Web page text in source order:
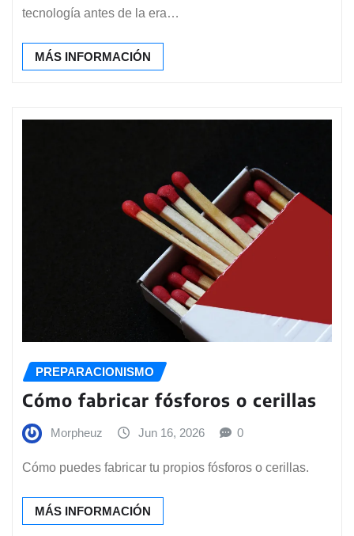
tecnología antes de la era…
MÁS INFORMACIÓN
PREPARACIONISMO
Cómo fabricar fósforos o cerillas
Morpheuz Jun 16, 2026 0
Cómo puedes fabricar tu propios fósforos o cerillas.
MÁS INFORMACIÓN